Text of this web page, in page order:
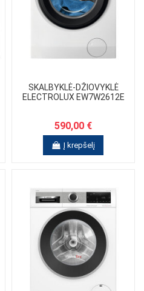
SKALBYKLĖ-DŽIOVYKLĖ
ELECTROLUX EW7W2612E
590,00 €
Į krepšelį